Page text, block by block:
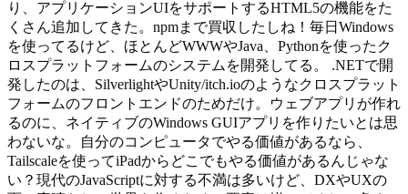
り、アプリケーションUIをサポートするHTML5の機能をた
くさん追加してきた。npmまで買収したしね！毎日Windows
を使ってるけど、ほとんどWWWやJava、Pythonを使ったク
ロスプラットフォームのシステムを開発してる。 .NETで開
発したのは、SilverlightやUnity/itch.ioのようなクロスプラット
フォームのフロントエンドのためだけ。ウェブアプリが作れ
るのに、ネイティブのWindows GUIアプリを作りたいとは思
わないな。自分のコンピュータでやる価値があるなら、
Tailscaleを使ってiPadからどこでもやる価値があるんじゃな
い？現代のJavaScriptに対する不満は多いけど、DXやUXの